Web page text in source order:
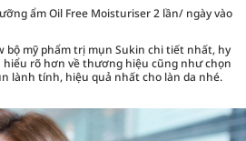
ẩm Oil Free Moisturiser 2 lần/ ngày vào
bộ mỹ phẩm trị mụn Sukin chi tiết nhất, hy
rõ hơn về thương hiệu cũng như chọn
lành tính, hiệu quả nhất cho làn da nhé.